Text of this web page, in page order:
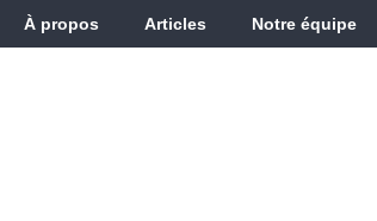
À propos Articles Notre équipe